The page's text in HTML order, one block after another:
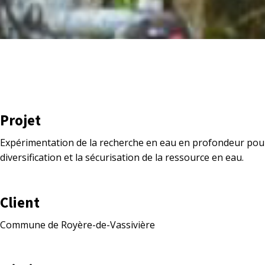
Projet
Expérimentation de la recherche en eau en profondeur
diversification et la sécurisation de la ressource en eau.
Client
Commune de Royère-de-Vassivière